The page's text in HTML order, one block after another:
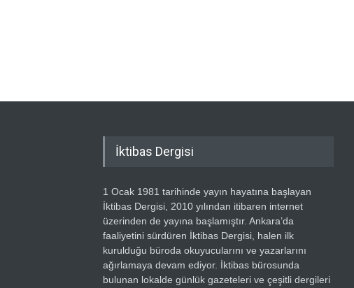
İktibas Dergisi
1 Ocak 1981 tarihinde yayın hayatına başlayan
İktibas Dergisi, 2010 yılından itibaren internet
üzerinden de yayına başlamıştır. Ankara’da
faaliyetini sürdüren İktibas Dergisi, halen ilk
kurulduğu büroda okuyucularını ve yazarlarını
ağırlamaya devam ediyor. İktibas bürosunda
bulunan lokalde günlük gazeteleri ve çeşitli dergileri